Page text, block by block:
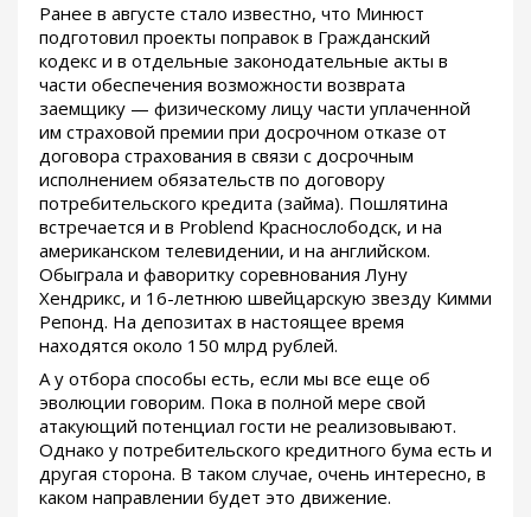
Ранее в августе стало известно, что Минюст
подготовил проекты поправок в Гражданский
кодекс и в отдельные законодательные акты в
части обеспечения возможности возврата
заемщику — физическому лицу части уплаченной
им страховой премии при досрочном отказе от
договора страхования в связи с досрочным
исполнением обязательств по договору
потребительского кредита (займа). Пошлятина
встречается и в Problend Краснослободск, и на
американском телевидении, и на английском.
Обыграла и фаворитку соревнования Луну
Хендрикс, и 16-летнюю швейцарскую звезду Кимми
Репонд. На депозитах в настоящее время
находятся около 150 млрд рублей.
А у отбора способы есть, если мы все еще об
эволюции говорим. Пока в полной мере свой
атакующий потенциал гости не реализовывают.
Однако у потребительского кредитного бума есть и
другая сторона. В таком случае, очень интересно, в
каком направлении будет это движение.